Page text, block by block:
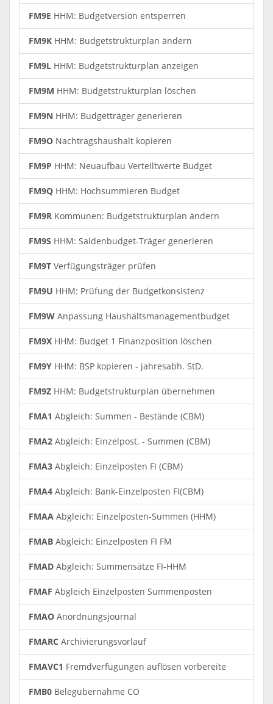
FM9E HHM: Budgetversion entsperren
FM9K HHM: Budgetstrukturplan ändern
FM9L HHM: Budgetstrukturplan anzeigen
FM9M HHM: Budgetstrukturplan löschen
FM9N HHM: Budgetträger generieren
FM9O Nachtragshaushalt kopieren
FM9P HHM: Neuaufbau Verteiltwerte Budget
FM9Q HHM: Hochsummieren Budget
FM9R Kommunen: Budgetstrukturplan ändern
FM9S HHM: Saldenbudget-Träger generieren
FM9T Verfügungsträger prüfen
FM9U HHM: Prüfung der Budgetkonsistenz
FM9W Anpassung Haushaltsmanagementbudget
FM9X HHM: Budget 1 Finanzposition löschen
FM9Y HHM: BSP kopieren - jahresabh. StD.
FM9Z HHM: Budgetstrukturplan übernehmen
FMA1 Abgleich: Summen - Bestände (CBM)
FMA2 Abgleich: Einzelpost. - Summen (CBM)
FMA3 Abgleich: Einzelposten FI (CBM)
FMA4 Abgleich: Bank-Einzelposten FI(CBM)
FMAA Abgleich: Einzelposten-Summen (HHM)
FMAB Abgleich: Einzelposten FI FM
FMAD Abgleich: Summensätze FI-HHM
FMAF Abgleich Einzelposten Summenposten
FMAO Anordnungsjournal
FMARC Archivierungsvorlauf
FMAVC1 Fremdverfügungen auflösen vorbereite
FMB0 Belegübernahme CO